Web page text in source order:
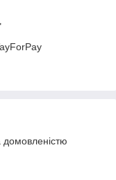
домовленістю